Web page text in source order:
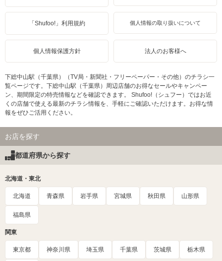
「Shufoo!」利用規約 個人情報の取り扱いについて
個人情報保護方針 法人のお客様へ
下総中山駅（千葉県）（TV局・新聞社・フリーペーパー・その他）のチラシ一
覧ページです。下総中山駅（千葉県）周辺店舗のお得なセールやキャンペー
ン、期間限定の特売情報などを確認できます。 Shufoo!（シュフー）ではお近
くの店舗で使える最新のチラシ情報を、手軽にご確認いただけます。お得な情
報をぜひご活用ください。
お店を探す
都道府県から探す
北海道・東北
北海道 青森県 岩手県 宮城県 秋田県 山形県
福島県
関東
東京都 神奈川県 埼玉県 千葉県 茨城県 栃木県